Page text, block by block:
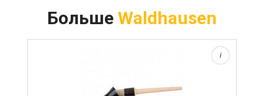
Больше Waldhausen
копытного масла, дегтя или лака на копыта лошади.
Колпачок предохранит щетку от налипания грязи и
i